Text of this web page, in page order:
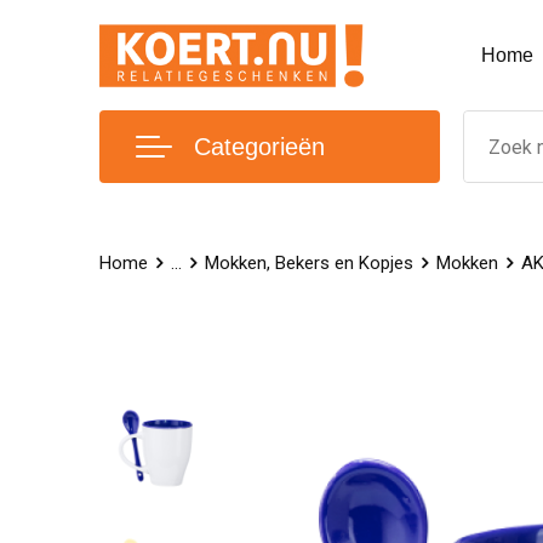
Home
Categorieën
Home ... Mokken, Bekers en Kopjes Mokken